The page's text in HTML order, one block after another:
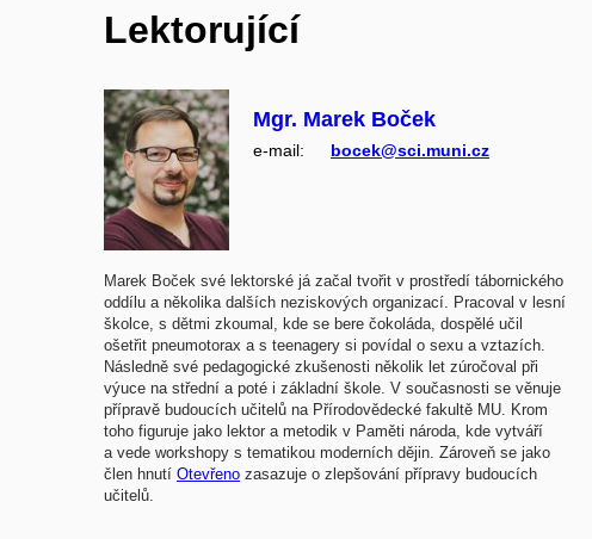
Lektorující
Mgr. Marek Boček
e‑mail: bocek@sci.muni.cz
Marek Boček své lektorské já začal tvořit v prostředí tábornického
oddílu a několika dalších neziskových organizací. Pracoval v lesní
školce, s dětmi zkoumal, kde se bere čokoláda, dospělé učil
ošetřit pneumotorax a s teenagery si povídal o sexu a vztazích.
Následně své pedagogické zkušenosti několik let zúročoval při
výuce na střední a poté i základní škole. V současnosti se věnuje
přípravě budoucích učitelů na Přírodovědecké fakultě MU. Krom
toho figuruje jako lektor a metodik v Paměti národa, kde vytváří
a vede workshopy s tematikou moderních dějin. Zároveň se jako
člen hnutí Otevřeno zasazuje o zlepšování přípravy budoucích
učitelů.